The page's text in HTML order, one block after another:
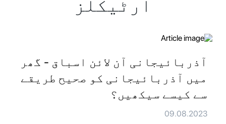
آرٹیکلز
آذربائیجانی آن لائن اسباق - گھر
میں آذربائیجانی کو صحیح طریقے
سے کیسے سیکھیں؟
09.08.2023